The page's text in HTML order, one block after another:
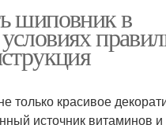
шиповник в
только красивое
источник витаминов и